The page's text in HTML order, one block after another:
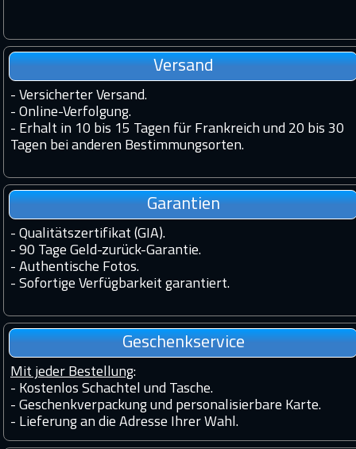
Versand
- Versicherter Versand.
- Online-Verfolgung.
- Erhalt in 10 bis 15 Tagen für Frankreich und 20 bis 30
Tagen bei anderen Bestimmungsorten.
Garantien
- Qualitätszertifikat (GIA).
- 90 Tage Geld-zurück-Garantie.
- Authentische Fotos.
- Sofortige Verfügbarkeit garantiert.
Geschenkservice
Mit jeder Bestellung:
- Kostenlos Schachtel und Tasche.
- Geschenkverpackung und personalisierbare Karte.
- Lieferung an die Adresse Ihrer Wahl.